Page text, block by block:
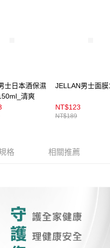
運費
士日本酒保濕
清爽
JELLAN男士面膜
NT$123
NT$189
格 相關推薦